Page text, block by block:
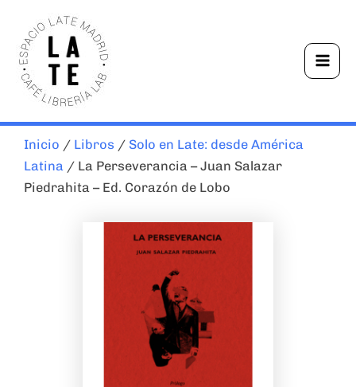
contenido
Inicio / Libros / Solo en Late: desde América
Latina / La Perseverancia – Juan Salazar
Piedrahita – Ed. Corazón de Lobo